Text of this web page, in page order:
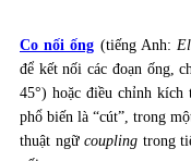
Co nối ống (tiếng Anh:
để kết nối các đoạn ống,
45°) hoặc điều chỉnh
phổ biến là “cút”, trong
thuật ngữ coupling trong